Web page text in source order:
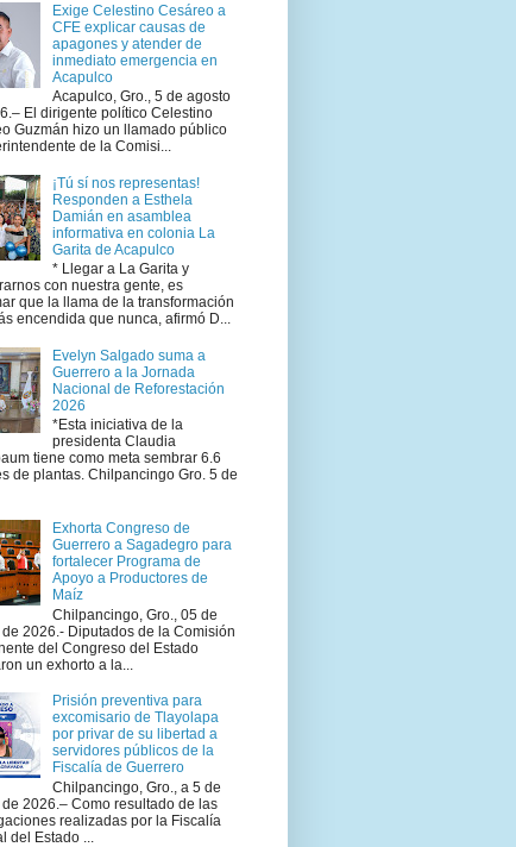
Exige Celestino Cesáreo a
CFE explicar causas de
apagones y atender de
inmediato emergencia en
Acapulco
Acapulco, Gro., 5 de agosto
El dirigente político Celestino
Guzmán hizo un llamado público
de la Comisi...
¡Tú sí nos representas!
Responden a Esthela
Damián en asamblea
informativa en colonia La
Garita de Acapulco
* Llegar a La Garita y
con nuestra gente, es
que la llama de la transformación
encendida que nunca, afirmó D...
Evelyn Salgado suma a
Guerrero a la Jornada
Nacional de Reforestación
2026
*Esta iniciativa de la
presidenta Claudia
tiene como meta sembrar 6.6
de plantas. Chilpancingo Gro. 5 de
Exhorta Congreso de
Guerrero a Sagadegro para
fortalecer Programa de
Apoyo a Productores de
Maíz
Chilpancingo, Gro., 05 de
2026.- Diputados de la Comisión
del Congreso del Estado
un exhorto a la...
Prisión preventiva para
excomisario de Tlayolapa
por privar de su libertad a
servidores públicos de la
Fiscalía de Guerrero
Chilpancingo, Gro., a 5 de
2026.– Como resultado de las
realizadas por la Fiscalía
del Estado ...